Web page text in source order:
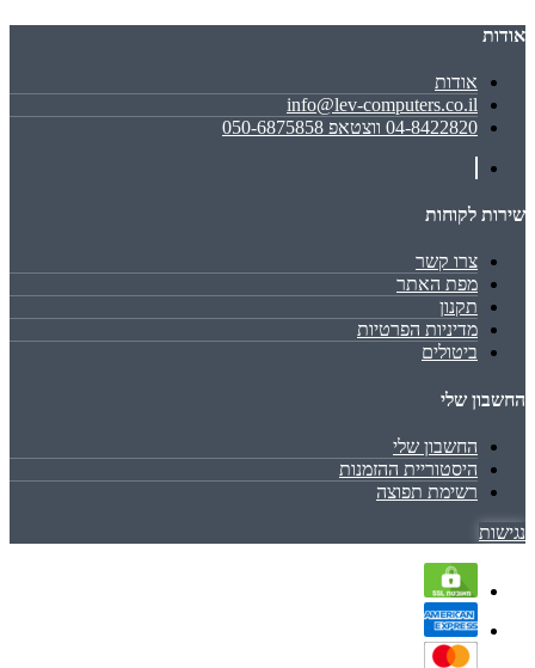
אודות
אודות
info@lev-computers.co.il
04-8422820 ווצטאפ 050-6875858
שירות לקוחות
צרו קשר
מפת האתר
תקנון
מדיניות הפרטיות
ביטולים
החשבון שלי
החשבון שלי
היסטוריית ההזמנות
רשימת תפוצה
נגישות